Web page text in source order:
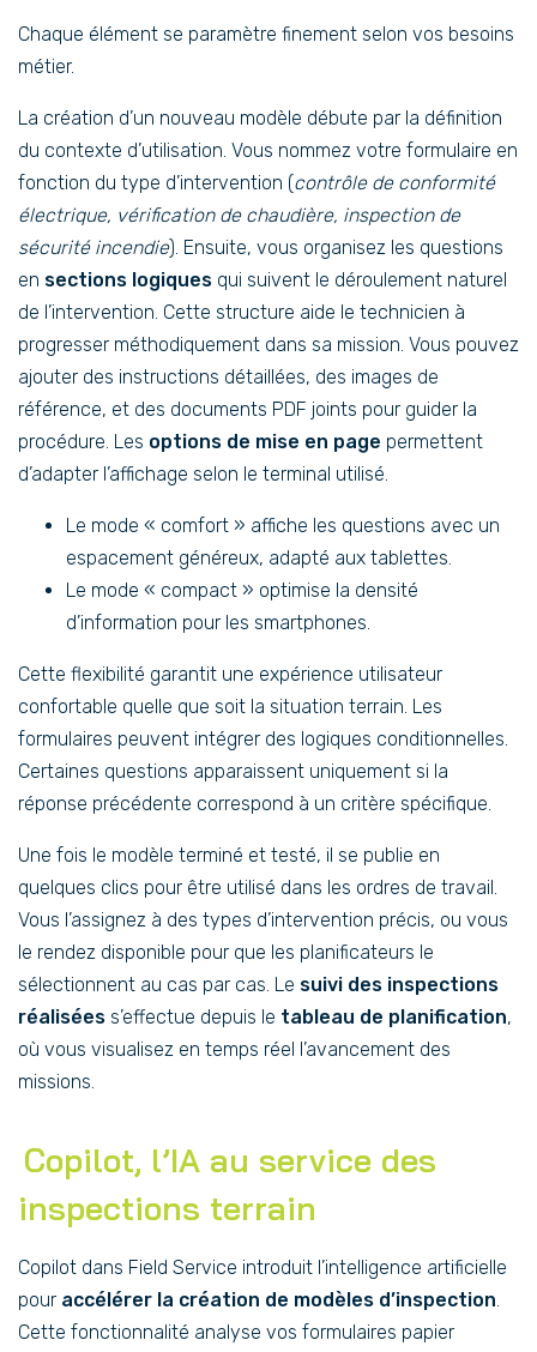
Chaque élément se paramètre finement selon vos besoins
métier.
La création d’un nouveau modèle débute par la définition
du contexte d’utilisation. Vous nommez votre formulaire en
fonction du type d’intervention (contrôle de conformité
électrique, vérification de chaudière, inspection de
sécurité incendie). Ensuite, vous organisez les questions
en sections logiques qui suivent le déroulement naturel
de l’intervention. Cette structure aide le technicien à
progresser méthodiquement dans sa mission. Vous pouvez
ajouter des instructions détaillées, des images de
référence, et des documents PDF joints pour guider la
procédure. Les options de mise en page permettent
d’adapter l’affichage selon le terminal utilisé.
Le mode « comfort » affiche les questions avec un
espacement généreux, adapté aux tablettes.
Le mode « compact » optimise la densité
d’information pour les smartphones.
Cette flexibilité garantit une expérience utilisateur
confortable quelle que soit la situation terrain. Les
formulaires peuvent intégrer des logiques conditionnelles.
Certaines questions apparaissent uniquement si la
réponse précédente correspond à un critère spécifique.
Une fois le modèle terminé et testé, il se publie en
quelques clics pour être utilisé dans les ordres de travail.
Vous l’assignez à des types d’intervention précis, ou vous
le rendez disponible pour que les planificateurs le
sélectionnent au cas par cas. Le suivi des inspections
réalisées s’effectue depuis le tableau de planification,
où vous visualisez en temps réel l’avancement des
missions.
Copilot, l’IA au service des
inspections terrain
Copilot dans Field Service introduit l’intelligence artificielle
pour accélérer la création de modèles d’inspection.
Cette fonctionnalité analyse vos formulaires papier